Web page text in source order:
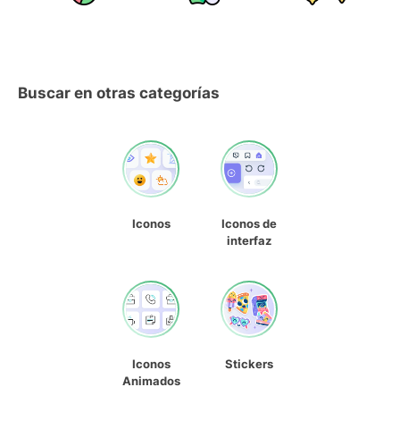
Buscar en otras categorías
Iconos
Iconos de
interfaz
Iconos
Animados
Stickers